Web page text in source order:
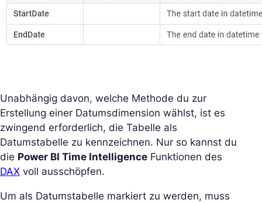
Unabhängig davon, welche Methode du zur
Erstellung einer Datumsdimension wählst, ist es
zwingend erforderlich, die Tabelle als
Datumstabelle zu kennzeichnen. Nur so kannst du
die Power BI Time Intelligence Funktionen des
DAX voll ausschöpfen.
Um als Datumstabelle markiert zu werden, muss